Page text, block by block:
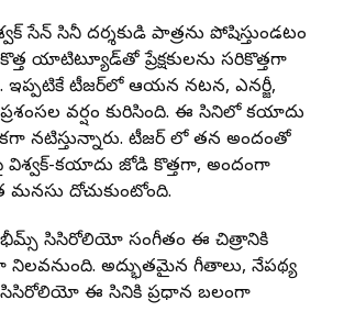
సేన్ సినీ దర్శకుడి పాత్రను పోషిస్తుండటం
కొత్త యాటిట్యూడ్‌తో ప్రేక్షకులను సరికొత్తగా
ఇప్పటికే టీజర్‌లో ఆయన నటన, ఎనర్జీ,
వర్షం కురిసింది. ఈ సినిమాలో కయాదు
టీజర్ లో తన అందంతో
విశ్వక్-కయాదు జోడి కొత్తగా, అందంగా
మనసు దోచుకుంటోంది.
భీమ్స్ సిసిరోలియో సంగీతం ఈ చిత్రానికి
నిలవనుంది. అద్భుతమైన గీతాలు, నేపథ్య
ఈ సినిమాకి ప్రధాన బలంగా